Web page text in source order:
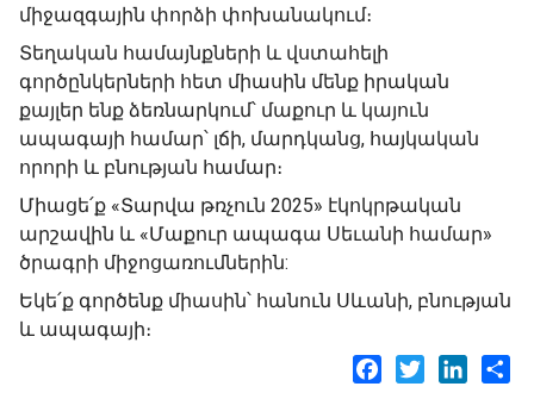
միջազգային փորձի փոխանակում։
Տեղական համայնքների և վստահելի
գործընկերների հետ միասին մենք իրական
քայլեր ենք ձեռնարկում՝ մաքուր և կայուն
ապագայի համար՝ լճի, մարդկանց, հայկական
որորի և բնության համար։
Միացե՛ք «Տարվա թռչուն 2025» էկոկրթական
արշավին և «Մաքուր ապագա Սեւանի համար»
ծրագրի միջոցառումներին:
Եկե՛ք գործենք միասին՝ հանուն Սևանի, բնության
և ապագայի։
Facebook
Twitter